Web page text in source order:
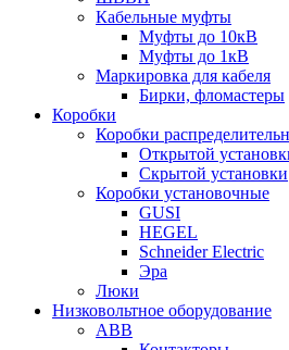
Кабельные муфты
Муфты до 10кВ
Муфты до 1кВ
Маркировка для кабеля
Бирки, фломастеры
Коробки
Коробки
Открытой
Скрытой установки
Коробки установочные
GUSI
HEGEL
Schneider Electric
Эра
Люки
Низковольтное оборудование
ABB